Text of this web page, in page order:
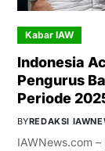
Kabar IAW
Indonesia
Pengurus
Periode
BYREDAKSI
IAWNews.com –